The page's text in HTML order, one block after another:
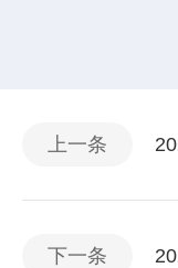
上一条
下一条